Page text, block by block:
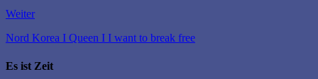
Weiter
Nord Korea I Queen I I want to break free
Es ist Zeit